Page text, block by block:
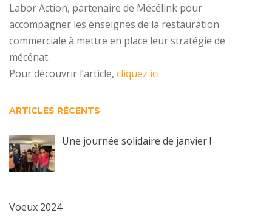
Labor Action, partenaire de Mécélink pour
accompagner les enseignes de la restauration
commerciale à mettre en place leur stratégie de
mécénat.
Pour découvrir l’article, cliquez ici
ARTICLES RÉCENTS
Une journée solidaire de janvier !
Voeux 2024